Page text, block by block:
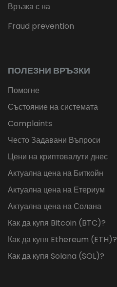
Връзка с на
Fraud prevention
ПОЛЕЗНИ ВРЪЗКИ
Помогне
Състояние на системата
Complaints
Често Задавани Въпроси
Цени на криптовалути днес
Актуална цена на Биткойн
Актуална цена на Етериум
Актуална цена на Солана
Как да купя Bitcoin (BTC)?
Как да купя Ethereum (ETH)?
Как да купя Solana (SOL)?